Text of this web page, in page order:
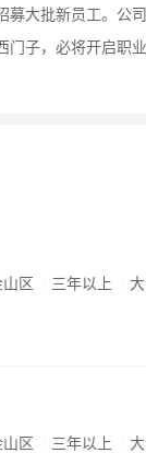
募大批新员工。公
子，必将开启职
山区 三年以上
山区 三年以上